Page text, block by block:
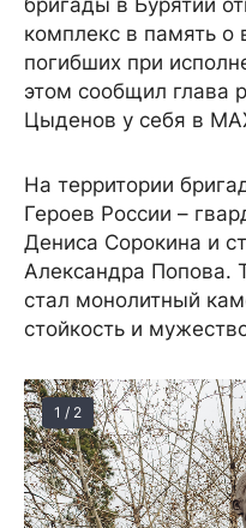
бригады в Бурятии
комплекс в память о
погибших при
этом сообщил глава
Цыденов у себя в
На территории
Героев России –
Дениса Сорокина и
Александра Попова.
стал монолитный
стойкость и
1 / 2